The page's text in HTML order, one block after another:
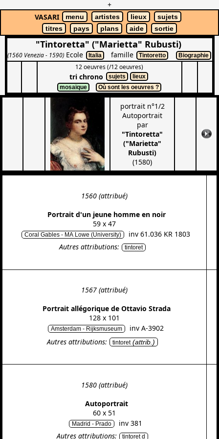
+
VASARI
menu artistes lieux
sujets
titres
pays plans aide sortie
"Tintoretta" ("Marietta" Rubusti)
(1560 Venezia - 1590)Ecole Italia famille Tintoretto Biographie
12 oeuvres (/12 oeuvres)
tri chrono sujets
lieux
mosaïque
Où sont les oeuvres ?
portrait n°1/2
Autoportrait
par
"Tintoretta"
("Marietta"
Rubusti)
(1580)
1560 (attribué)
Portrait d'un jeune homme en noir
59 x 47
Coral Gables - MA Lowe (University)
inv 61.036 KR 1803
Autres attributions:
tintoret
1567 (attribué)
Portrait allégorique de Ottavio Strada
128 x 101
Amsterdam - Rijksmuseum
inv A-3902
Autres attributions:
tintoret(attrib.)
1580 (attribué)
Autoportrait
60 x 51
Madrid - Prado
inv 381
Autres attributions:
tintoret d